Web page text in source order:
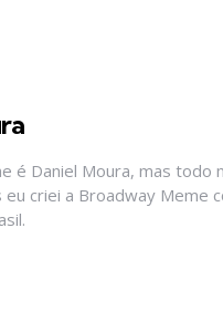
é Daniel Moura, mas todo
eu criei a Broadway Meme